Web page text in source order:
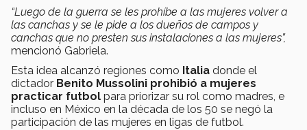
“Luego de la guerra se les prohíbe a las mujeres volver a
las canchas y se le pide a los dueños de campos y
canchas que no presten sus instalaciones a las mujeres”,
mencionó Gabriela.
Esta idea alcanzó regiones como Italia donde el
dictador Benito Mussolini prohibió a mujeres
practicar futbol para priorizar su rol como madres, e
incluso en México en la década de los 50 se negó la
participación de las mujeres en ligas de futbol.